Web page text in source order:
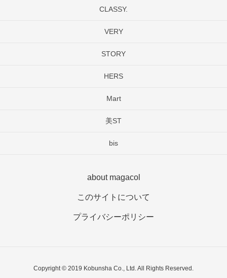
CLASSY.
VERY
STORY
HERS
Mart
美ST
bis
about magacol
このサイトについて
プライバシーポリシー
Copyright © 2019 Kobunsha Co., Ltd. All Rights Reserved.